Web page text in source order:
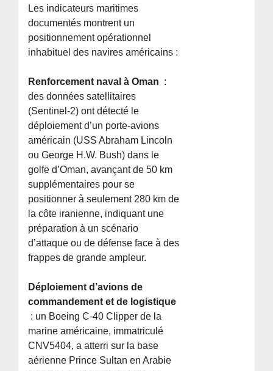
Les indicateurs maritimes
documentés montrent un
positionnement opérationnel
inhabituel des navires américains :
Renforcement naval à Oman :
des données satellitaires
(Sentinel-2) ont détecté le
déploiement d’un porte-avions
américain (USS Abraham Lincoln
ou George H.W. Bush) dans le
golfe d’Oman, avançant de 50 km
supplémentaires pour se
positionner à seulement 280 km de
la côte iranienne, indiquant une
préparation à un scénario
d’attaque ou de défense face à des
frappes de grande ampleur.
Déploiement d’avions de
commandement et de logistique
: un Boeing C-40 Clipper de la
marine américaine, immatriculé
CNV5404, a atterri sur la base
aérienne Prince Sultan en Arabie